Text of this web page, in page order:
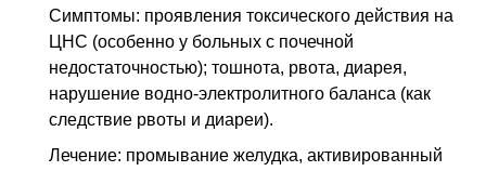
Симптомы: проявления токсического действия на
ЦНС (особенно у больных с почечной
недостаточностью); тошнота, рвота, диарея,
нарушение водно-электролитного баланса (как
следствие рвоты и диареи).
Лечение: промывание желудка, активированный